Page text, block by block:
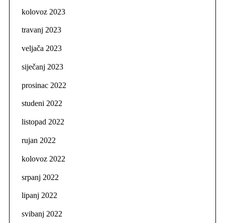
kolovoz 2023
travanj 2023
veljača 2023
siječanj 2023
prosinac 2022
studeni 2022
listopad 2022
rujan 2022
kolovoz 2022
srpanj 2022
lipanj 2022
svibanj 2022